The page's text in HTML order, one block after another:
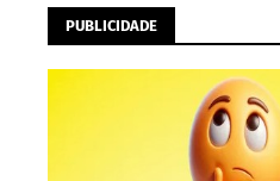
PUBLICIDADE